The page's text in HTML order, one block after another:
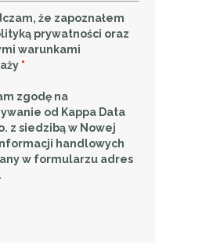
że zapoznałem
prywatności oraz
warunkami
*
zgodę na
od Kappa Data
z siedzibą w Nowej
handlowych
w formularzu adres